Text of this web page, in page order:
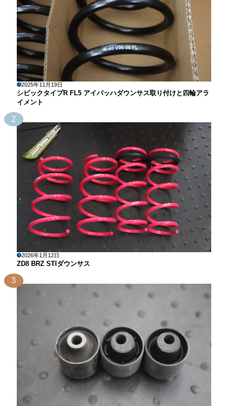
2025年11月19日
シビックタイプR FL5 アイバッハダウンサス取り付けと四輪アラ
イメント
2
2026年1月12日
ZD8 BRZ STIダウンサス
3